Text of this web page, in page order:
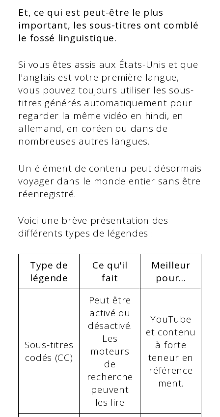
Et, ce qui est peut-être le plus
important, les sous-titres ont comblé
le fossé linguistique.
Si vous êtes assis aux États-Unis et que
l'anglais est votre première langue,
vous pouvez toujours utiliser les sous-
titres générés automatiquement pour
regarder la même vidéo en hindi, en
allemand, en coréen ou dans de
nombreuses autres langues.
Un élément de contenu peut désormais
voyager dans le monde entier sans être
réenregistré.
Voici une brève présentation des
différents types de légendes :
Type de
légende
Ce qu'il
fait
Meilleur
pour...
Sous-titres
codés (CC)
Peut être
activé ou
désactivé.
Les
moteurs
de
recherche
peuvent
les lire
YouTube
et contenu
à forte
teneur en
référence
ment.